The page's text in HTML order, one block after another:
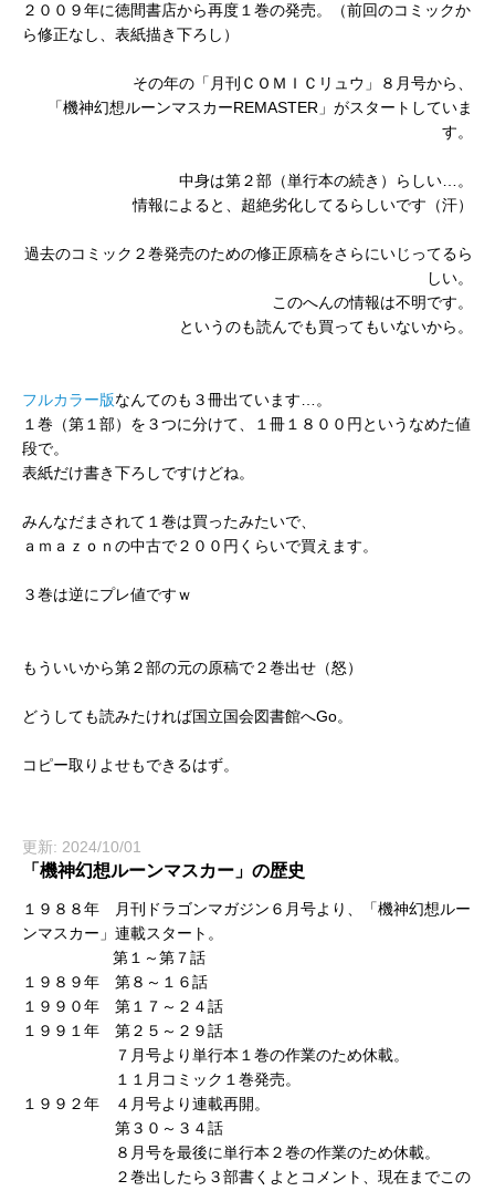
２００９年に徳間書店から再度１巻の発売。（前回のコミックか
ら修正なし、表紙描き下ろし）
その年の「月刊ＣＯＭＩＣリュウ」８月号から、
「機神幻想ルーンマスカーREMASTER」がスタートしていま
す。
中身は第２部（単行本の続き）らしい…。
情報によると、超絶劣化してるらしいです（汗）
過去のコミック２巻発売のための修正原稿をさらにいじってるら
しい。
このへんの情報は不明です。
というのも読んでも買ってもいないから。
フルカラー版なんてのも３冊出ています…。
１巻（第１部）を３つに分けて、１冊１８００円というなめた値
段で。
表紙だけ書き下ろしですけどね。
みんなだまされて１巻は買ったみたいで、
ａｍａｚｏｎの中古で２００円くらいで買えます。
３巻は逆にプレ値ですｗ
もういいから第２部の元の原稿で２巻出せ（怒）
どうしても読みたければ国立国会図書館へGo。
コピー取りよせもできるはず。
更新: 2024/10/01
「機神幻想ルーンマスカー」の歴史
１９８８年 月刊ドラゴンマガジン６月号より、「機神幻想ルー
ンマスカー」連載スタート。
第１～第７話
１９８９年 第８～１６話
１９９０年 第１７～２４話
１９９１年 第２５～２９話
７月号より単行本１巻の作業のため休載。
１１月コミック１巻発売。
１９９２年 ４月号より連載再開。
第３０～３４話
８月号を最後に単行本２巻の作業のため休載。
２巻出したら３部書くよとコメント、現在までこの